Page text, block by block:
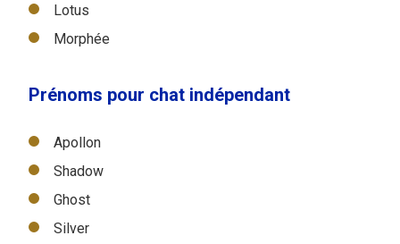
Lotus
Morphée
Prénoms pour chat indépendant
Apollon
Shadow
Ghost
Silver